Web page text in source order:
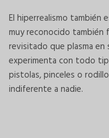
El hiperrealismo también
muy reconocido también
revisitado que plasma en
experimenta con todo
pistolas, pinceles o
indiferente a nadie.